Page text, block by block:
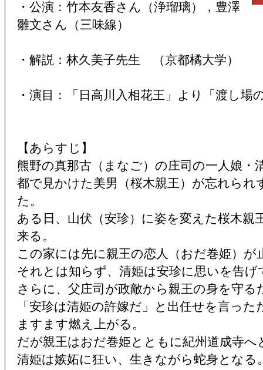
・公演：竹本友香さん（浄瑠璃），豊澤
雛文さん（三味線）
・解説：林久美子先生 （京都橘大学）
・演目：「日高川入相花王」より「渡し場
【あらすじ】
熊野の真那古（まなご）の庄司の一人娘・
都で見かけた美男（桜木親王）が忘れられ
た。
ある日、山伏（安珍）に姿を変えた桜木親
来る。
この家には先に親王の恋人（おだ巻姫）が
それとは知らず、清姫は安珍に思いを告げ
さらに、父庄司が政敵から親王の身を守る
「安珍は清姫の許嫁だ」と出任せを言った
ますます燃え上がる。
だが親王はおだ巻姫とともに紀州道成寺へ
清姫は嫉妬に狂い、生きながら蛇身となる